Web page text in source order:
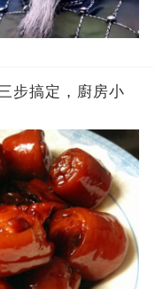
步搞定，廚房小